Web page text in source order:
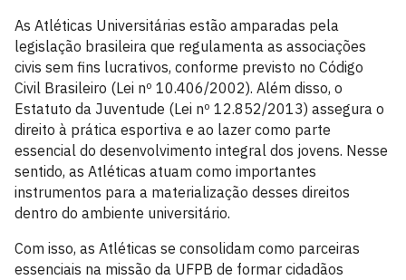
As Atléticas Universitárias estão amparadas pela
legislação brasileira que regulamenta as associações
civis sem fins lucrativos, conforme previsto no Código
Civil Brasileiro (Lei nº 10.406/2002). Além disso, o
Estatuto da Juventude (Lei nº 12.852/2013) assegura o
direito à prática esportiva e ao lazer como parte
essencial do desenvolvimento integral dos jovens. Nesse
sentido, as Atléticas atuam como importantes
instrumentos para a materialização desses direitos
dentro do ambiente universitário.
Com isso, as Atléticas se consolidam como parceiras
essenciais na missão da UFPB de formar cidadãos